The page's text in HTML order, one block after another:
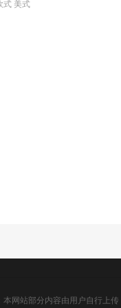
式 美式
本网站部分内容由用户自行上